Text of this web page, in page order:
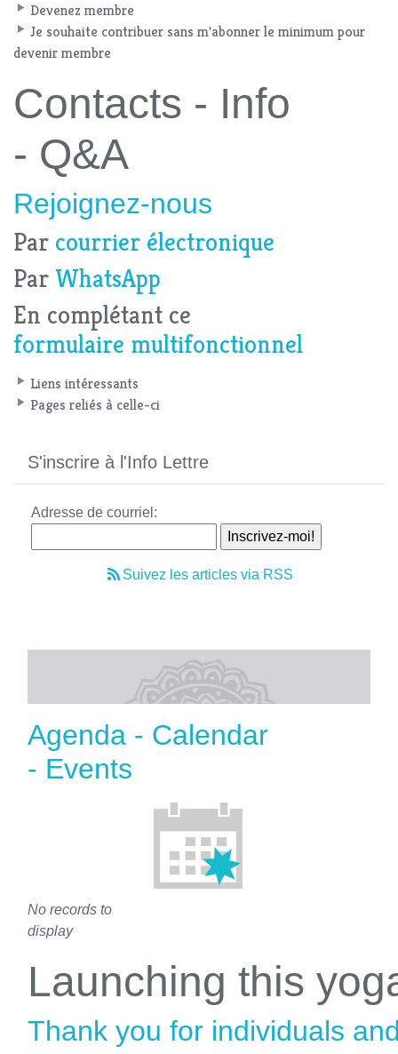
Devenez membre
Je souhaite contribuer sans m'abonner le minimum pour
devenir membre
Contacts - Info
- Q&A
Rejoignez-nous
Par courrier électronique
Par WhatsApp
En complétant ce
formulaire multifonctionnel
Liens intéressants
Pages reliés à celle-ci
S'inscrire à l'Info Lettre
Adresse de courriel:
Suivez les articles via RSS
Agenda - Calendar
- Events
No records to
display
Launching this
Thank you for individuals